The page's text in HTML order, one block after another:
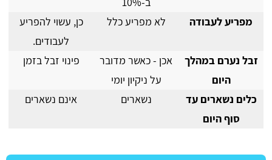
מפריע לעבודה לא מפריע כלל
כן, עשוי להפריע
לעבודים.
זבל נערם במהלך
היום
אכן - כאשר מדובר
על ניקיון יומי
פינוי זבל בזמן
כלים נשארים עד
סוף היום
נשארים אינם נשארים